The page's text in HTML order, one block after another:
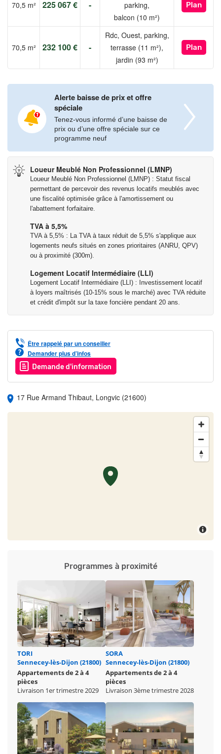
70,5 m² 225 067 € -
parking,
balcon (10 m²)
Plan
70,5 m² 232 100 € -
Rdc, Ouest, parking,
terrasse (11 m²),
jardin (93 m²)
Plan
Alerte baisse de prix et offre
spéciale
Tenez-vous informé d’une baisse de
prix ou d’une offre spéciale sur ce
programme neuf
Loueur Meublé Non Professionnel (LMNP)
Loueur Meublé Non Professionnel (LMNP) : Statut fiscal
permettant de percevoir des revenus locatifs meublés avec
une fiscalité optimisée grâce à l'amortissement ou
l'abattement forfaitaire.
TVA à 5,5%
TVA à 5,5% : La TVA à taux réduit de 5,5% s'applique aux
logements neufs situés en zones prioritaires (ANRU, QPV)
ou à proximité (300m).
Logement Locatif Intermédiaire (LLI)
Logement Locatif Intermédiaire (LLI) : Investissement locatif
à loyers maîtrisés (10-15% sous le marché) avec TVA réduite
et crédit d'impôt sur la taxe foncière pendant 20 ans.
Être rappelé par un conseiller
Demander plus d’infos
Demande d'information
17 Rue Armand Thibaut, Longvic (21600)
Programmes à proximité
TORI
Sennecey-lès-Dijon (21800)
Appartements de 2 à 4
pièces
Livraison 1er trimestre 2029
SORA
Sennecey-lès-Dijon (21800)
Appartements de 2 à 4
pièces
Livraison 3ème trimestre 2028